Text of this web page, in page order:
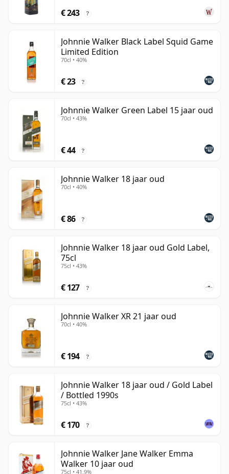
€ 243 ?
Johnnie Walker Black Label Squid Game
Limited Edition
70cl • 40%
€ 23 ?
Johnnie Walker Green Label 15 jaar oud
70cl • 43%
€ 44 ?
Johnnie Walker 18 jaar oud
70cl • 40%
€ 86 ?
Johnnie Walker 18 jaar oud Gold Label,
75cl
75cl • 43%
€ 127 ?
Johnnie Walker XR 21 jaar oud
70cl • 40%
€ 194 ?
Johnnie Walker 18 jaar oud / Gold Label
/ Bottled 1990s
75cl • 43%
€ 170 ?
Johnnie Walker Jane Walker Emma
Walker 10 jaar oud
75cl • 41.9%